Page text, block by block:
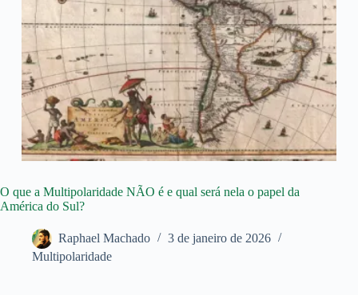
O que a Multipolaridade NÃO é e qual será nela o papel da
América do Sul?
Raphael Machado
3 de janeiro de 2026
Multipolaridade